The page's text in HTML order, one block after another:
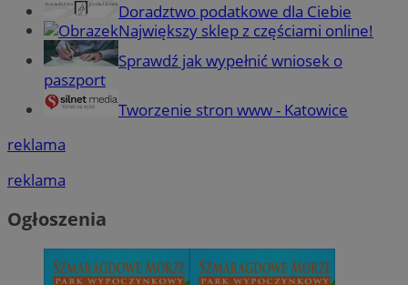
Doradztwo podatkowe dla Ciebie
Największy sklep z częściami online!
Sprawdź jak wypełnić wniosek o
paszport
Tworzenie stron www - Katowice
reklama
reklama
Ogłoszenia